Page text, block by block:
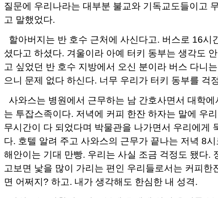
질문에 우리나라는 대부분 불교와 기독교도들이고
고 말했었다.
할아버지는 반 호수 근처에 사신다고. 버스로 16시
셨다고 하셨다. 겨울이라 아예 터키 동부는 생각도
고 싶었던 반 호수 지방에서 오신 분이라 버스 다니
으니 문제 없다 하신다. 너무 우리가 터키 동부를 걱
사와스는 병원에서 근무하는 남 간호사면서 대학
는 투잡스족이다. 저녁에 커피 한잔 하자는 말에 우
무시간이 다 되었다며 박물관을 나가면서 우리에게
다. 호텔 알려 주고 사와스의 근무가 끝나는 저녁 8
해안이는 기대 만빵. 우리는 사실 조금 걱정도 됐다.
고보면 낯을 많이 가리는 편인 우리들로서는 커피한
면 어쩌지? 하고. 내가 생각해도 한심한 내 성격.